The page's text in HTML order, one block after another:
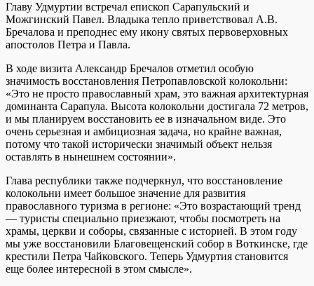
Главу Удмуртии встречал епископ Сарапульский и
Можгинский Павел. Владыка тепло приветствовал А.В.
Бречалова и преподнес ему икону святых первоверховных
апостолов Петра и Павла.
В ходе визита Александр Бречалов отметил особую
значимость восстановления Петропавловской колокольни:
«Это не просто православный храм, это важная архитектурная
доминанта Сарапула. Высота колокольни достигала 72 метров,
и мы планируем восстановить ее в изначальном виде. Это
очень серьезная и амбициозная задача, но крайне важная,
потому что такой исторически значимый объект нельзя
оставлять в нынешнем состоянии».
Глава республики также подчеркнул, что восстановление
колокольни имеет большое значение для развития
православного туризма в регионе: «Это возрастающий тренд
— туристы специально приезжают, чтобы посмотреть на
храмы, церкви и соборы, связанные с историей. В этом году
мы уже восстановили Благовещенский собор в Воткинске, где
крестили Петра Чайковского. Теперь Удмуртия становится
еще более интересной в этом смысле».